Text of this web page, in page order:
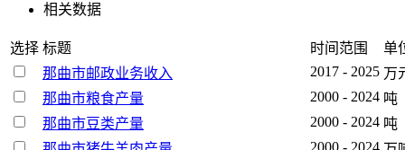
相关数据
选择 标题 时间范围
单
那曲市邮政业务收入
2017 - 2025 万
那曲市粮食产量
2000 - 2024 吨
那曲市豆类产量
2000 - 2024 吨
2000 - 2024